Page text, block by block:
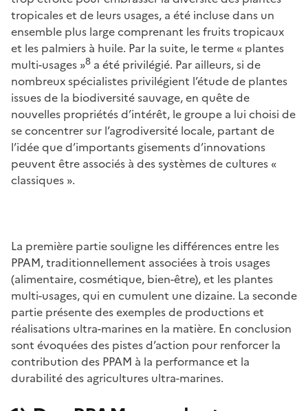
tropicales et de leurs usages, a été incluse dans un
ensemble plus large comprenant les fruits tropicaux
et les palmiers à huile. Par la suite, le terme « plantes
multi-usages »8 a été privilégié. Par ailleurs, si de
nombreux spécialistes privilégient l’étude de plantes
issues de la biodiversité sauvage, en quête de
nouvelles propriétés d’intérêt, le groupe a lui choisi de
se concentrer sur l’agrodiversité locale, partant de
l’idée que d’importants gisements d’innovations
peuvent être associés à des systèmes de cultures «
classiques ».
La première partie souligne les différences entre les
PPAM, traditionnellement associées à trois usages
(alimentaire, cosmétique, bien-être), et les plantes
multi-usages, qui en cumulent une dizaine. La seconde
partie présente des exemples de productions et
réalisations ultra-marines en la matière. En conclusion
sont évoquées des pistes d’action pour renforcer la
contribution des PPAM à la performance et la
durabilité des agricultures ultra-marines.